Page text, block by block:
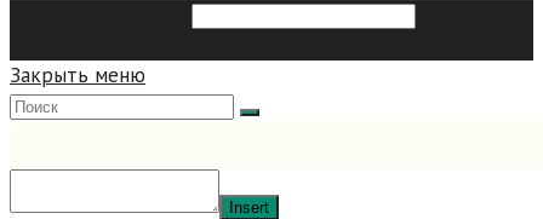
Закрыть меню
Insert